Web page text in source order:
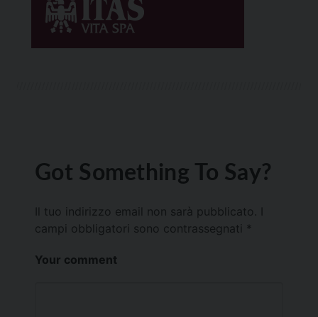
Got Something To Say?
Il tuo indirizzo email non sarà pubblicato.
campi obbligatori sono contrassegnati *
Your comment